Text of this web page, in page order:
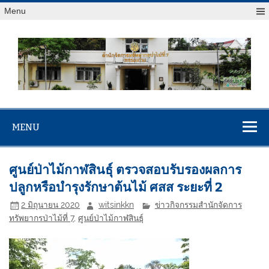
Menu
สจป.ที่ 7
(ขอนแก่น)
MENU
ศูนย์ป่าไม้กาฬสินธุ์ ตรวจสอบรับรองผลการ
ปลูกหรือบำรุงรักษาต้นไม้ ศสส ระยะที่ 2
2 มิถุนายน 2020 witsinkkn
ข่าวกิจกรรมสำนักจัดการ
ทรัพยากรป่าไม้ที่ 7,ศูนย์ป่าไม้กาฬสินธุ์